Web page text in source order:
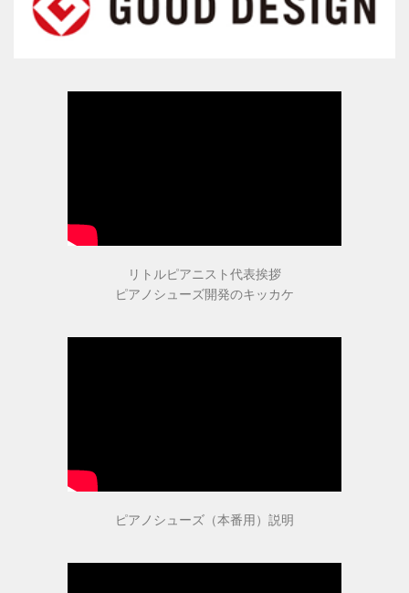
特定商取引法に基づく表記
リトルピアニスト代表挨拶
ピアノシューズ開発のキッカケ
ピアノシューズ（本番用）説明